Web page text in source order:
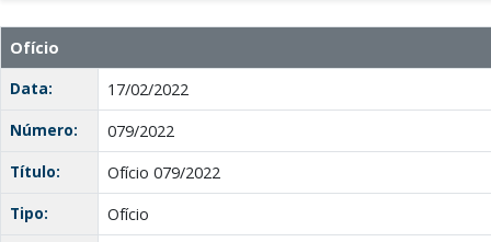
Ofício
Data:
17/02/2022
Número:
079/2022
Título:
Ofício 079/2022
Tipo:
Ofício